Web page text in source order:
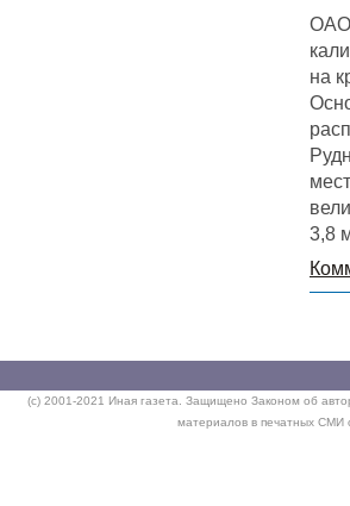
ОАО
на
3,8
(c) 2001-2021 Иная газета. Защищено Законом об
материалов в печатных СМИ